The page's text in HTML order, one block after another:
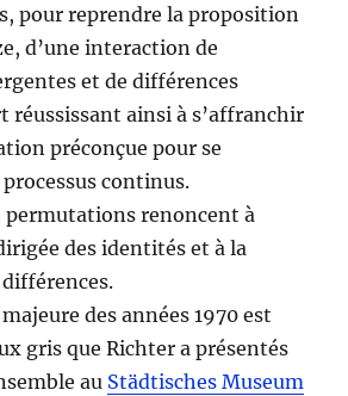
pour reprendre la proposition
d’une interaction de
et de différences
réussissant ainsi à s’affranchir
préconçue pour se
continus.
permutations renoncent à
des identités et à la
des années 1970 est
gris que Richter a présentés
au Städtisches Museum